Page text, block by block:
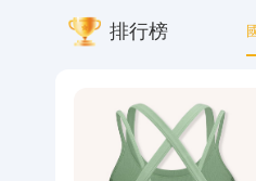
排行榜